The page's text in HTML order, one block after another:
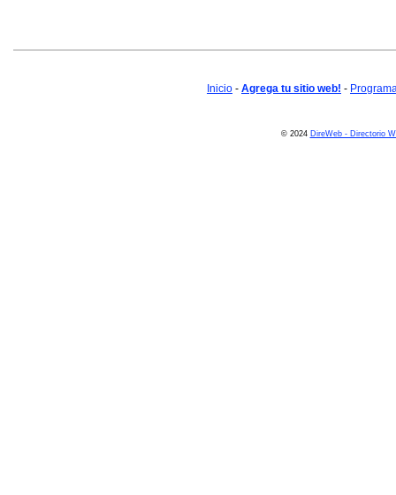
Inicio - Agrega tu sitio web! -
© 2024 DireWeb - Directorio